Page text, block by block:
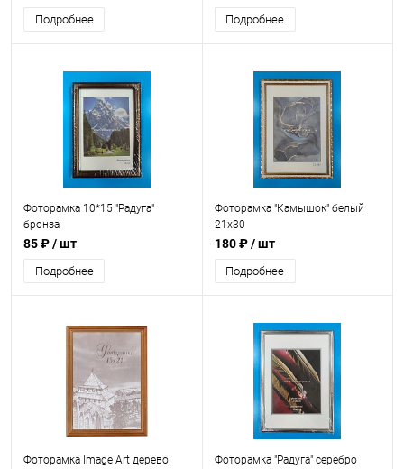
Подробнее Подробнее
Фоторамка 10*15 "Радуга"
бронза
85 ₽/ шт
Подробнее
Фоторамка "Камышок" белый
21x30
180 ₽/ шт
Подробнее
Фоторамка Image Art дерево Фоторамка "Радуга" серебро